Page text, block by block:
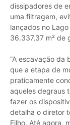
dissipadores de
uma filtragem,
lançados no
36.337,37 m² de
“A escavação da
que a etapa de
praticamente
aqueles degraus
fazer os
detalha o diretor
Filho. Até agora,